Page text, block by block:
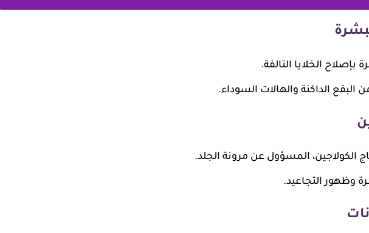
بإصلاح الخلايا التالفة.
البقع الداكنة والهالات السوداء.
الكولاجين، المسؤول عن مرونة الجلد.
وظهور التجاعيد.